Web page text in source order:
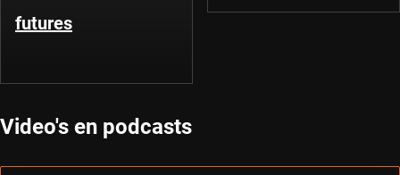
futures
Video's en podcasts